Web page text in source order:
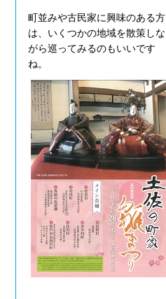
町並みや古民家に興味のある方
は、いくつかの地域を散策しな
がら巡ってみるのもいいです
ね。